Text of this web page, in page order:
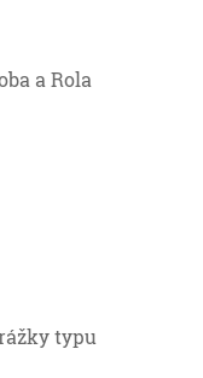
a Rola
typu